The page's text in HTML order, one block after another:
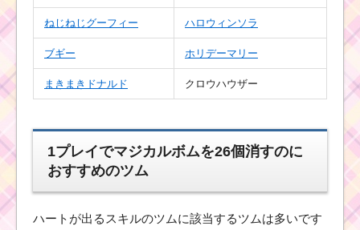
ツムツムコイン報酬10
倍キャンペーン！最大
チャンス【ジャング
ル・ブック映画公開イ
ベント】
青色のツムで600万点
稼ぐミッションを攻略
ねじねじグーフィー ハロウィンソラ
ブギー ホリデーマリー
まきまきドナルド クロウハウザー
1プレイでマジカルボムを26個消すのに
おすすめのツム
ハートが出るスキルのツムに該当するツムは多いです